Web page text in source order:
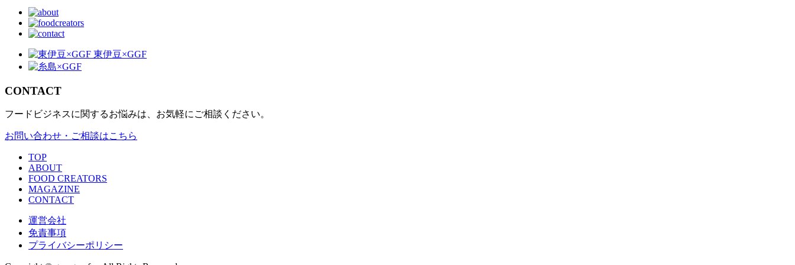
CONTACT
フードビジネスに関するお悩みは、お気軽にご相談ください。
お問い合わせ・ご相談はこちら
TOP
ABOUT
FOOD CREATORS
MAGAZINE
CONTACT
運営会社
免責事項
プライバシーポリシー